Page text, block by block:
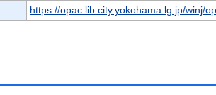
https://opac.lib.city.yokohama.lg.jp/winj/